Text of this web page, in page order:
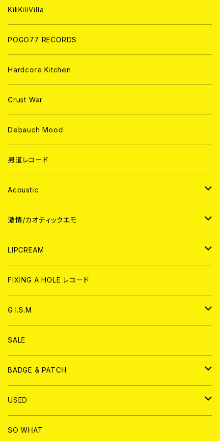
ANALOG
KiliKiliVilla
POGO77 RECORDS
Hardcore Kitchen
Crust War
Debauch Mood
男道レコード
Acoustic
JAPAN
CD
ANALOG
WORLD
CD
ANALOG
激情/カオティックエモ
JAPAN
CD
ANALOG
WORLD
CD
ANALOG
LIPCREAM
CD
アナログ
DVD
T-shirt & WEAR
FIXING A HOLE レコード
G.I.S.M
CD
ANALOG
T-SHIRT & WEAR
DVD
SALE
BADGE & PATCH
BADGE
PATCH
USED
書籍
SO WHAT